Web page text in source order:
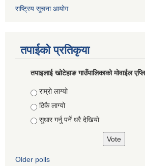
राष्ट्रिय सूचना आयोग
तपाईको प्रतिकृया
तपाइलाई खोटेहाङ गाउँपालिकाको माेवाईल
Choices
राम्रो लाग्यो
ठिकै लाग्यो
सुधार गर्नु पर्ने धरै देखियाे
Older polls